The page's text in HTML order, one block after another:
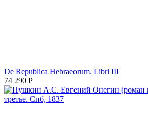
De Republica Hebraeorum. Libri III
74 290 Р